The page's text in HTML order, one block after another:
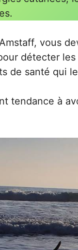
vous
détecter
de santé qui
tendance à